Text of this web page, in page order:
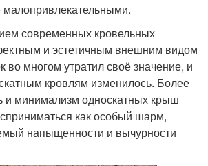
современных кровельных
и эстетичным внешним видом
во многом утратил своё значение, и
кровлям изменилось. Более
и минимализм односкатных крыш
как особый шарм,
напыщенности и вычурности